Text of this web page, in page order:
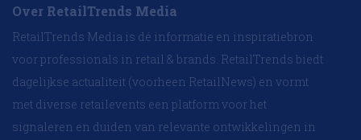
Over RetailTrends Media
RetailTrends Media is dé informatie en inspiratiebron
voor professionals in retail & brands. RetailTrends biedt
dagelijkse actualiteit (voorheen RetailNews) en vormt
met diverse retailevents een platform voor het
signaleren en duiden van relevante ontwikkelingen in